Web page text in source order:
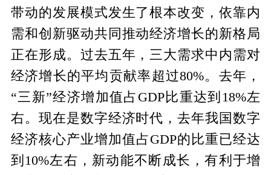
带动的发展模式发生了根本改变，依靠内
需和创新驱动共同推动经济增长的新格局
正在形成。过去五年，三大需求中内需对
经济增长的平均贡献率超过80%。去年，
“三新”经济增加值占GDP比重达到18%左
右。现在是数字经济时代，去年我国数字
经济核心产业增加值占GDP的比重已经达
到10%左右，新动能不断成长，有利于增